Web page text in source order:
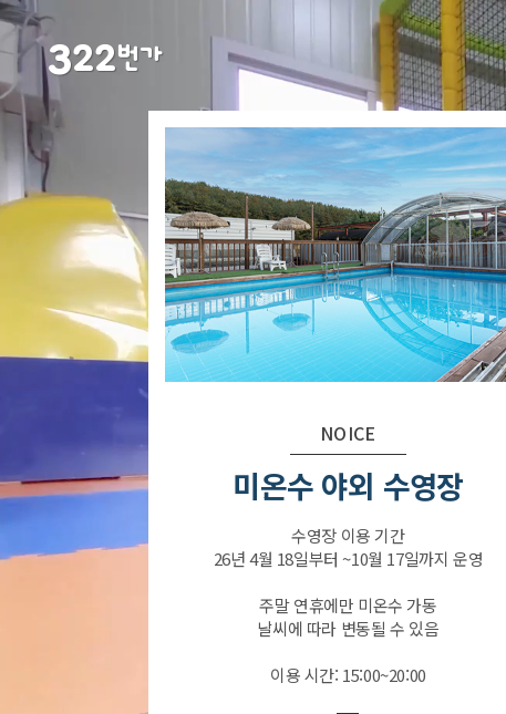
322번가
NOICE
미온수 야외 수영장
수영장 이용 기간
26년 4월 18일부터 ~10월 17일까지 운영
주말 연휴에만 미온수 가동
날씨에 따라 변동될 수 있음
이용 시간: 15:00~20:00